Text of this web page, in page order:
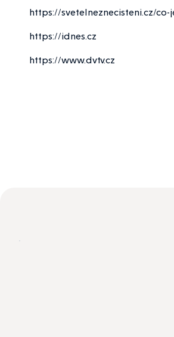
https://svetelneznecisteni.cz/
https://idnes.cz
https://www.dvtv.cz